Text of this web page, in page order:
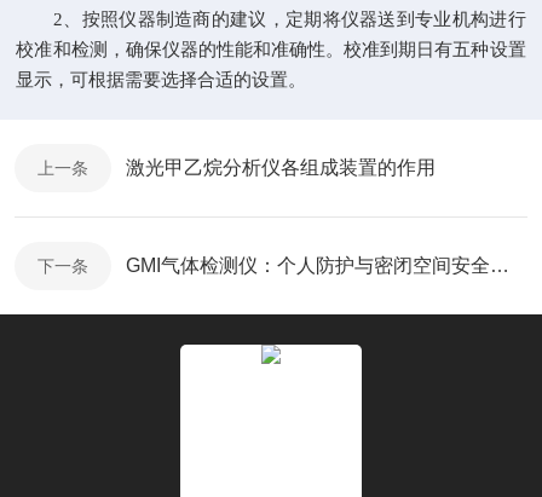
2、按照仪器制造商的建议，定期将仪器送到专业机构进行
校准和检测，确保仪器的性能和准确性。校准到期日有五种设置
显示，可根据需要选择合适的设置。
上一条 激光甲乙烷分析仪各组成装置的作用
下一条 GMI气体检测仪：个人防护与密闭空间安全的坚实屏障